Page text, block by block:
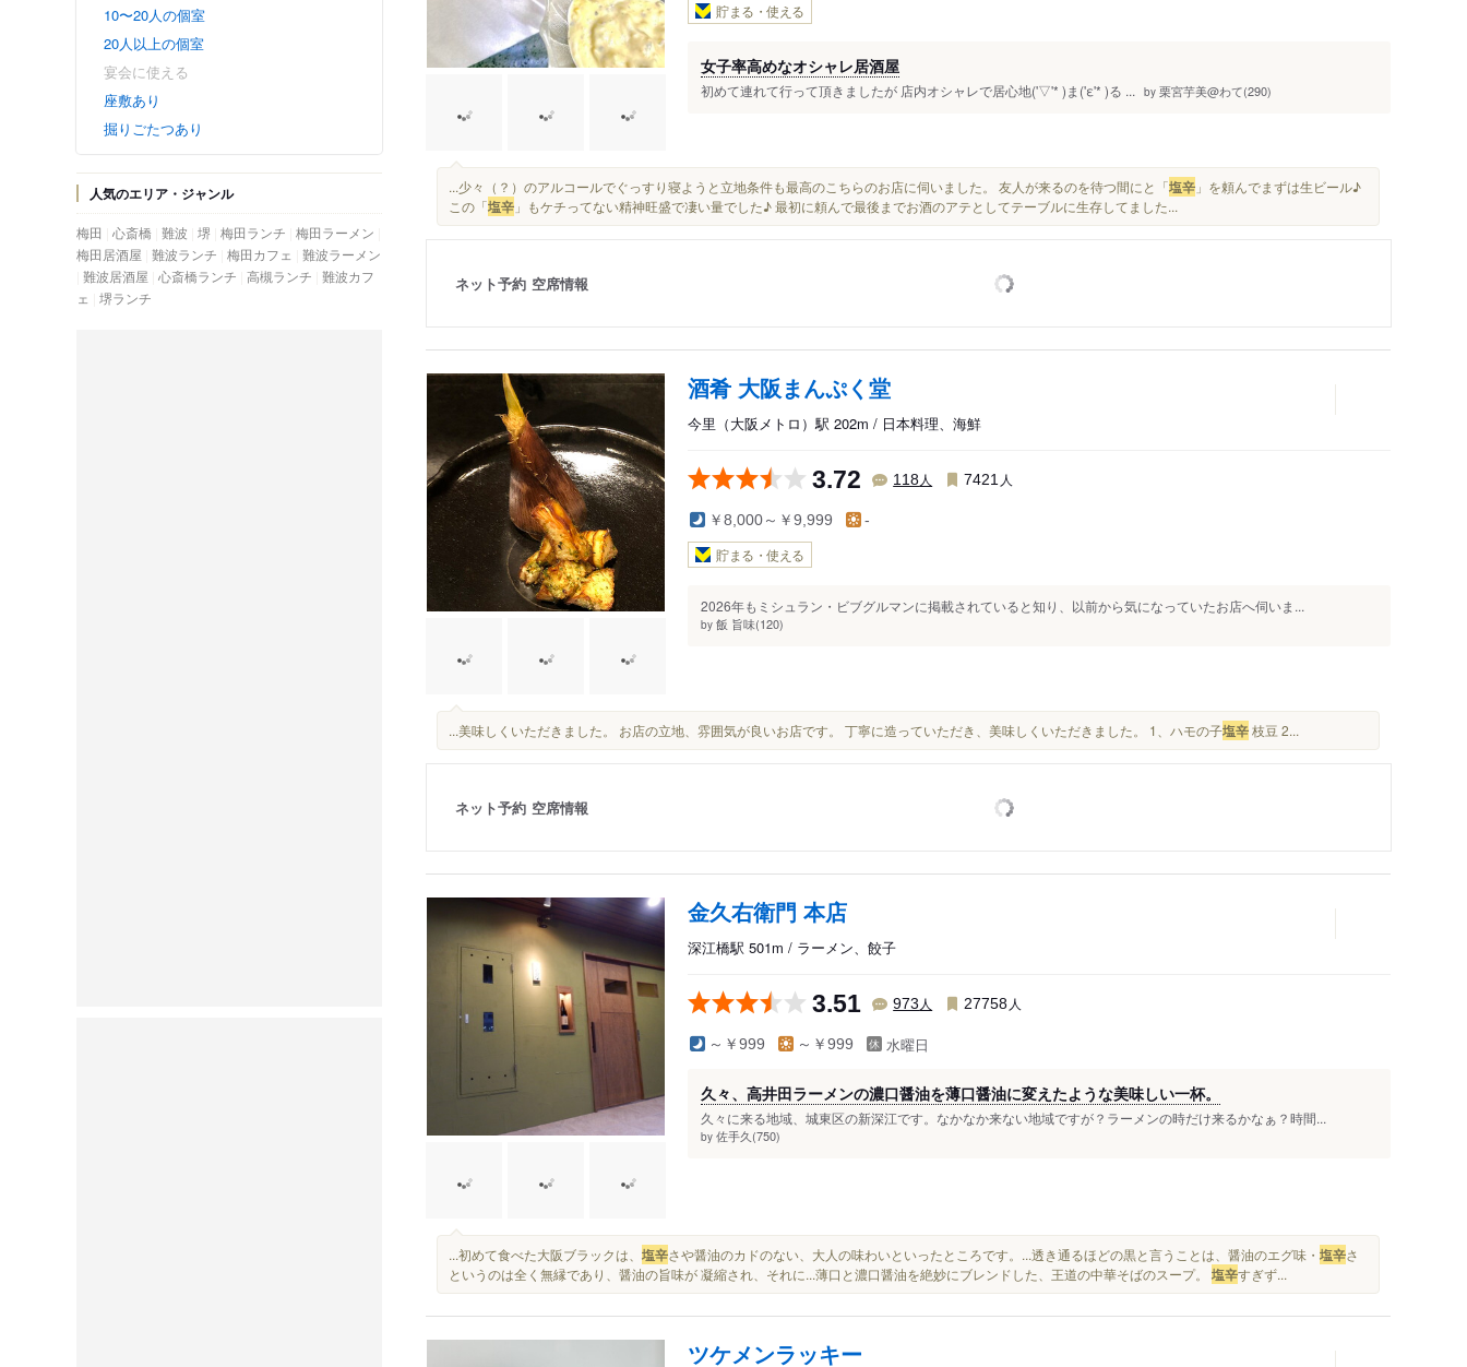
10〜20人の個室
20人以上の個室
宴会に使える
座敷あり
掘りごたつあり
人気のエリア・ジャンル
梅田 心斎橋 難波 堺 梅田ランチ 梅田ラーメン
梅田居酒屋 難波ランチ 梅田カフェ
難波ラーメン
難波居酒屋 心斎橋ランチ 高槻ランチ 難波カフ
ェ
堺ランチ
貯まる・使える
女子率高めなオシャレ居酒屋
初めて連れて行って頂きましたが 店内オシャレで居心地('▽'* )ま('ε'* )る ... by 栗宮芋美@わて(290)
...少々（？）のアルコールでぐっすり寝ようと立地条件も最高のこちらのお店に伺いました。 友人が来るのを待つ間にと「塩辛 」を頼んでまずは生ビール♪
この「塩辛 」もケチってない精神旺盛で凄い量でした♪ 最初に頼んで最後までお酒のアテとしてテーブルに生存してました...
ネット予約 空席情報
酒肴 大阪まんぷく堂
今里（大阪メトロ）駅 202m / 日本料理、海鮮
3.72 118人 7421 人
￥8,000～￥9,999 -
貯まる・使える
2026年もミシュラン・ビブグルマンに掲載されていると知り、以前から気になっていたお店へ伺いま...
by 飯 旨味(120)
...美味しくいただきました。 お店の立地、雰囲気が良いお店です。 丁寧に造っていただき、美味しくいただきました。 1、ハモの子塩辛枝豆 2...
ネット予約 空席情報
金久右衛門 本店
深江橋駅 501m / ラーメン、餃子
3.51 973 人 27758 人
～￥999 ～￥999 水曜日
久々、高井田ラーメンの濃口醤油を薄口醤油に変えたような美味しい一杯。
久々に来る地域、城東区の新深江です。なかなか来ない地域ですが？ラーメンの時だけ来るかなぁ？時間...
by 佐手久(750)
...初めて食べた大阪ブラックは、 塩辛さや醤油のカドのない、大人の味わいといったところです。...透き通るほどの黒と言うことは、醤油のエグ味・ 塩辛さ
というのは全く無縁であり、醤油の旨味が 凝縮され、それに...薄口と濃口醤油を絶妙にブレンドした、王道の中華そばのスープ。 塩辛すぎず...
ツケメンラッキー